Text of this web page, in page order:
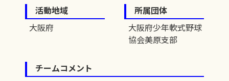
活動地域
大阪府
所属団体
大阪府少年軟式野球
協会美原支部
チームコメント